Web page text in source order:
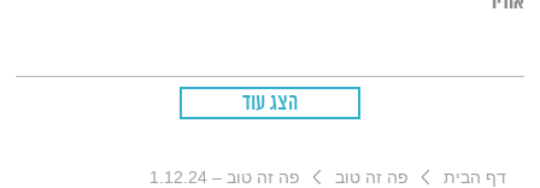
הצג עוד
דף הבית פה זה טוב פה זה טוב – 1.12.24